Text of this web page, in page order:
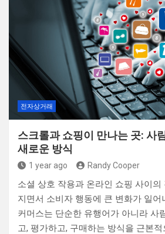
전자상거래
스크롤과 쇼핑이 만나는 곳: 사
새로운 방식
1 year ago Randy Cooper
소셜 상호 작용과 온라인 쇼핑 사이
지면서 소비자 행동에 큰 변화가 일어
커머스는 단순한 유행어가 아니라 사
고, 평가하고, 구매하는 방식을 근본